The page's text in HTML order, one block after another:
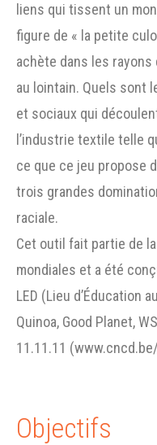
liens qui tissent un
figure de « la petite
achète dans les
au lointain. Quels sont
et sociaux qui
l’industrie textile telle
ce que ce jeu propose
trois grandes
raciale.
Cet outil fait partie de
mondiales et a été
LED (Lieu d’Éducation
Quinoa, Good Planet,
11.11.11
Objectifs